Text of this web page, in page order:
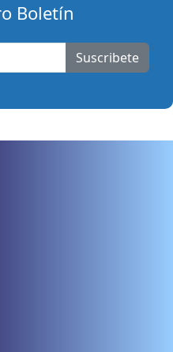
Boletín
Suscribete